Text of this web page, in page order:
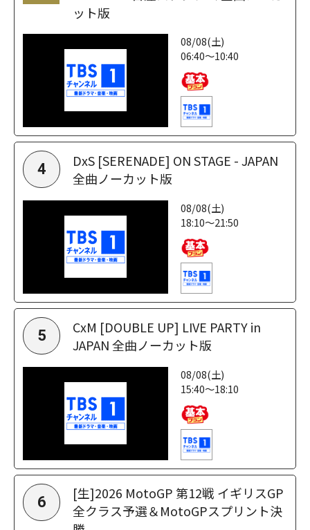
ット版
08/08(土)
06:40～10:40
4
DxS [SERENADE] ON STAGE - JAPAN
全曲ノーカット版
08/08(土)
18:10～21:50
5
CxM [DOUBLE UP] LIVE PARTY in
JAPAN 全曲ノーカット版
08/08(土)
15:40～18:10
6
[生]2026 MotoGP 第12戦 イギリスGP
全クラス予選＆MotoGPスプリント決